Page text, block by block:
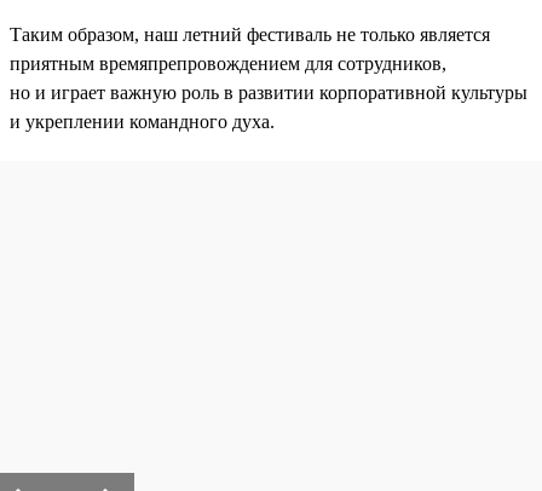
Таким образом, наш летний фестиваль не только является
приятным времяпрепровождением для сотрудников,
но и играет важную роль в развитии корпоративной культуры
и укреплении командного духа.